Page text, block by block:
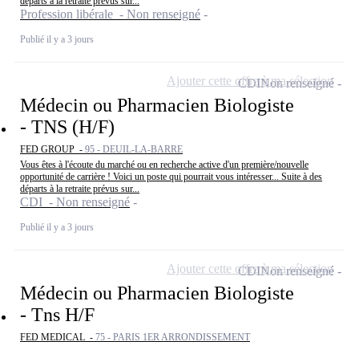
Profession libérale - Non renseigné
Publié il y a 3 jours
Médecin ou Pharmacien Biologiste
- TNS (H/F)
FED GROUP - 95 - DEUIL-LA-BARRE
Vous êtes à l'écoute du marché ou en recherche active d'un première/nouvelle
opportunité de carrière ! Voici un poste qui pourrait vous intéresser... Suite à des
départs à la retraite prévus sur...
CDI - Non renseigné
Publié il y a 3 jours
CDINon renseigné
Ajouter cette offre à ma sélection
Médecin ou Pharmacien Biologiste
- Tns H/F
FED MEDICAL - 75 - PARIS 1ER ARRONDISSEMENT
CDINon renseigné
Ajouter cette offre à ma sélection